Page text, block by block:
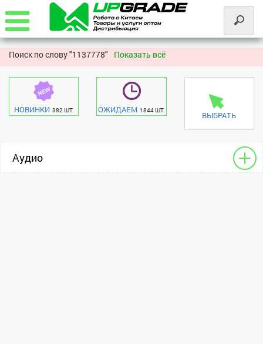
Поиск по слову "1137778" Показать всё
НОВИНКИ 382 ШТ. ОЖИДАЕМ 1844 ШТ. ВЫБРАТЬ
Аудио